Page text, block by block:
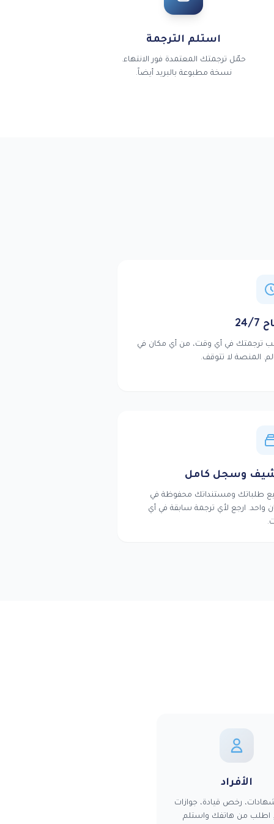
استلم الترجمة
حمّل ترجمتك المعتمدة فور الانتهاء.
نسخة مطبوعة بالبريد أيضاً.
7
ترجمتك في أي وقت، من أي مكان في
المنصة لا تتوقف.
وسجل كامل
طلباتك ومستنداتك محفوظة في
واحد. ارجع لأي ترجمة سابقة في أي
الأفراد
رخص قيادة، جوازات
اطلب من هاتفك واستلم